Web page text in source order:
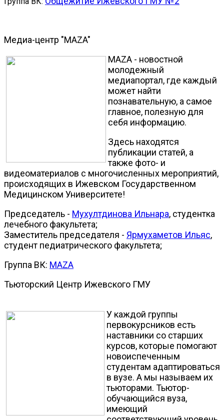
Медиа-центр "MAZA"
MAZA - новостной
молодежный
медиапортал, где каждый
может найти
познавательную, а самое
главное, полезную для
себя информацию.
Здесь находятся
публикации статей, а
также фото- и
видеоматериалов с многочисленных мероприятий,
происходящих в Ижевском Государственном
Медицинском Университете!
Председатель - Мухултдинова Ильнара, студентка
лечебного факультета;
Заместитель председателя - Ярмухаметов Ильяс,
студент педиатрического факультета;
Группа ВК: MAZA
Тьюторский Центр Ижевского ГМУ
У каждой группы
первокурсников есть
наставники со старших
курсов, которые помогают
новоиспеченным
студентам адаптироваться
в вузе. А мы называем их
тьюторами. Тьютор-
обучающийся вуза,
имеющий